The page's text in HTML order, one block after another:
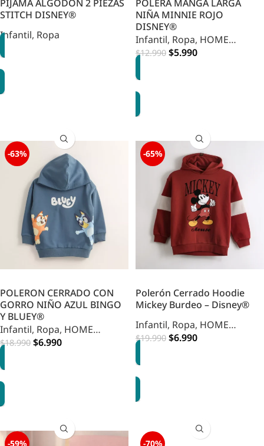
PIJAMA ALGODÓN 2 PIEZAS
STITCH DISNEY®
Infantil, Ropa
POLERA MANGA LARGA
NIÑA MINNIE ROJO
DISNEY®
Infantil, Ropa, HOME
INFANTIL
$12.990 $5.990
-63%
POLERON CERRADO CON
GORRO NIÑO AZUL BINGO
Y BLUEY®
Infantil, Ropa, HOME
INFANTIL
$18.990 $6.990
-65%
Polerón Cerrado Hoodie
Mickey Burdeo – Disney®
Infantil, Ropa, HOME
INFANTIL
$19.990 $6.990
-59% -70%